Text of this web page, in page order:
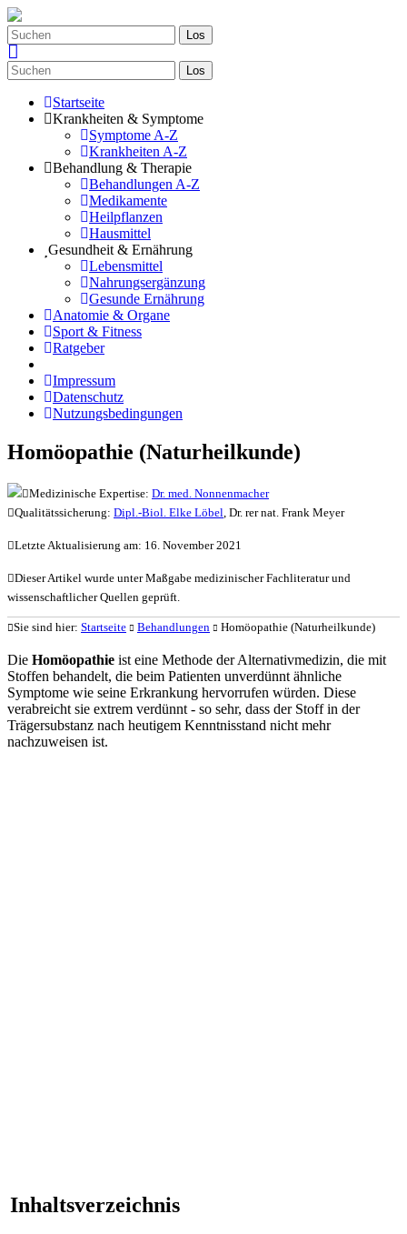
Los
Los
Startseite
Krankheiten & Symptome
Symptome A-Z
Krankheiten A-Z
Behandlung & Therapie
Behandlungen A-Z
Medikamente
Heilpflanzen
Hausmittel
Gesundheit & Ernährung
Lebensmittel
Nahrungsergänzung
Gesunde Ernährung
Anatomie & Organe
Sport & Fitness
Ratgeber
Impressum
Datenschutz
Nutzungsbedingungen
Homöopathie (Naturheilkunde)
Medizinische Expertise: Dr. med. Nonnenmacher
Qualitätssicherung: Dipl.-Biol. Elke Löbel, Dr. rer nat. Frank Meyer
Letzte Aktualisierung am: 16. November 2021
Dieser Artikel wurde unter Maßgabe medizinischer Fachliteratur und
wissenschaftlicher Quellen geprüft.
Sie sind hier: Startseite Behandlungen Homöopathie (Naturheilkunde)
Die Homöopathie ist eine Methode der Alternativmedizin, die mit
Stoffen behandelt, die beim Patienten unverdünnt ähnliche
Symptome wie seine Erkrankung hervorrufen würden. Diese
verabreicht sie extrem verdünnt - so sehr, dass der Stoff in der
Trägersubstanz nach heutigem Kenntnisstand nicht mehr
nachzuweisen ist.
Inhaltsverzeichnis